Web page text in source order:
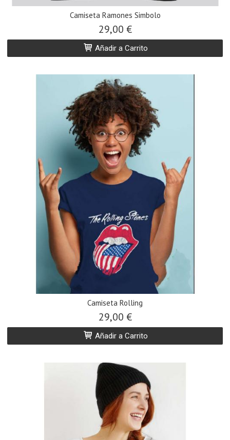
Camiseta Ramones Simbolo
29,00 €
Añadir a Carrito
Camiseta Rolling
29,00 €
Añadir a Carrito